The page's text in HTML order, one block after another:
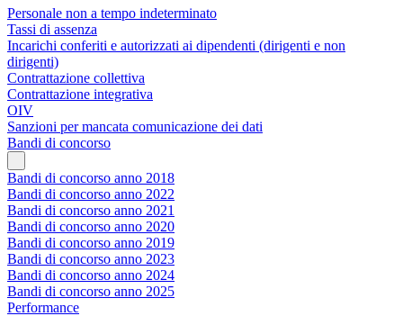
Personale non a tempo indeterminato
Tassi di assenza
Incarichi conferiti e autorizzati ai dipendenti (dirigenti e non
dirigenti)
Contrattazione collettiva
Contrattazione integrativa
OIV
Sanzioni per mancata comunicazione dei dati
Bandi di concorso
Bandi di concorso anno 2018
Bandi di concorso anno 2022
Bandi di concorso anno 2021
Bandi di concorso anno 2020
Bandi di concorso anno 2019
Bandi di concorso anno 2023
Bandi di concorso anno 2024
Bandi di concorso anno 2025
Performance